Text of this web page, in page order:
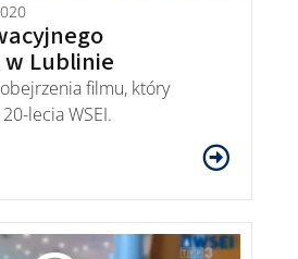
w Lublinie
filmu, który
lecia WSEI.